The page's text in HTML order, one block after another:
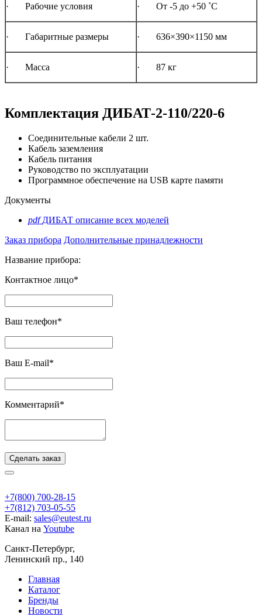
· Рабочие условия · От -5 до +50 ˚С
· Габаритные размеры · 636×390×1150 мм
· Масса · 87 кг
Комплектация ДИБАТ-2-110/220-6
Соединительные кабели 2 шт.
Кабель заземления
Кабель питания
Руководство по эксплуатации
Программное обеспечение на USB карте памяти
Документы
pdf ДИБАТ описание всех моделей
Заказ прибора Дополнительные принадлежности
Название прибора:
Контактное лицо*
Ваш телефон*
Ваш E-mail*
Комментарий*
Сделать заказ
+7(800) 700-28-15
+7(812) 703-05-55
E-mail: sales@eutest.ru
Канал на Youtube
Санкт-Петербург,
Ленинский пр., 140
Главная
Каталог
Бренды
Новости